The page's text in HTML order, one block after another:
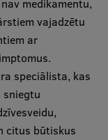
medikamentu,
vajadzētu
ar
speciālista, kas
citus būtiskus